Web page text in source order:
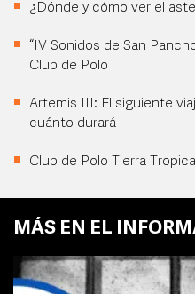
¿Dónde y cómo ver el
“IV Sonidos de San
Club de Polo
Artemis III: El siguiente
cuánto durará
Club de Polo Tierra
MÁS EN EL